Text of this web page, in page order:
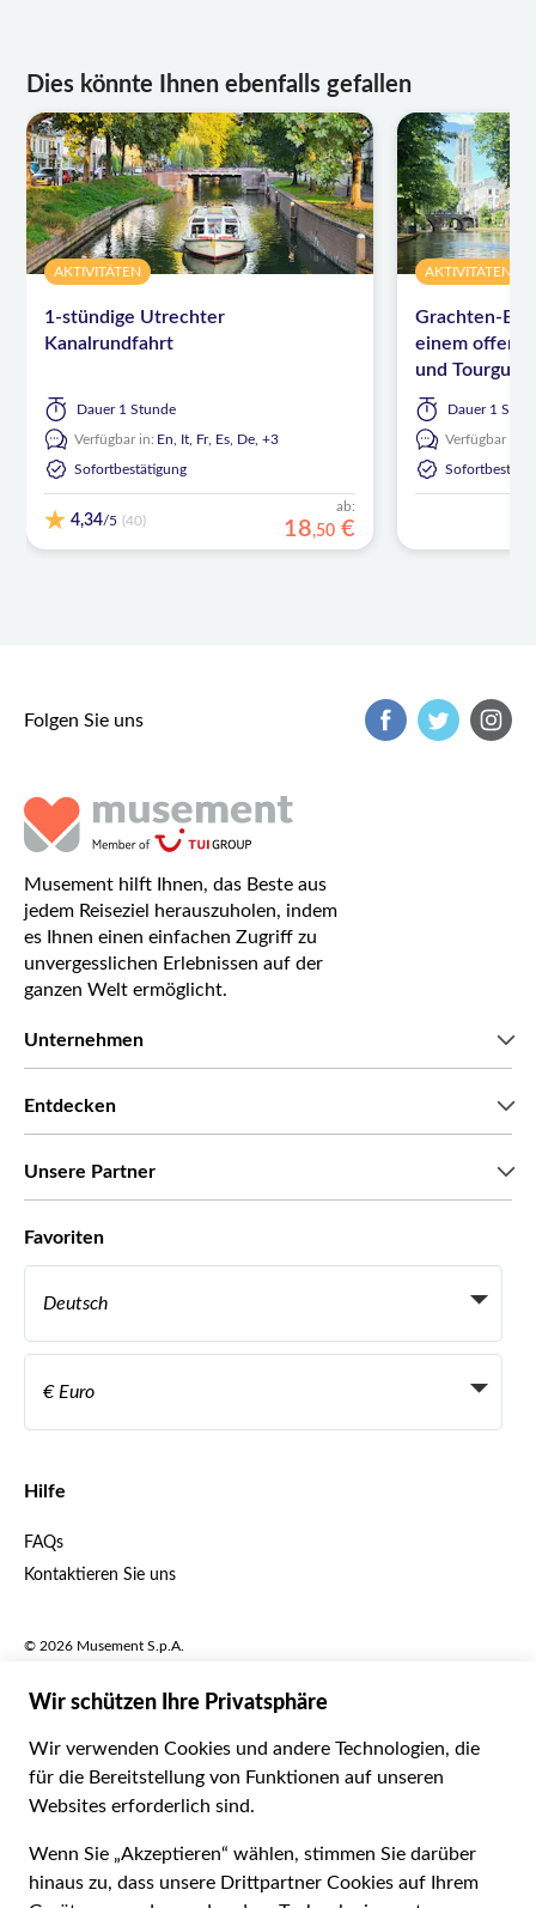
Dies könnte Ihnen ebenfalls gefallen
AKTIVITÄTEN
1-stündige Utrechter
Kanalrundfahrt
Dauer 1 Stunde
Verfügbar in: En, It, Fr, Es, De,+3
Sofortbestätigung
4,34/5 (40)
ab:
18,50 €
AKTIVITÄTEN
Grachten-
einem
und
Dauer 1
Verfügbar in:
Folgen Sie uns
Musement hilft Ihnen, das Beste aus
jedem Reiseziel herauszuholen, indem
es Ihnen einen einfachen Zugriff zu
unvergesslichen Erlebnissen auf der
ganzen Welt ermöglicht.
Unternehmen
Entdecken
Unsere Partner
Werden Sie Anbieter
Become a Distribution Partner
Favoriten
Deutsch
Italiano
Français
Español
Português
Português BR
Nederlands
€ Euro
ARS Argentinischer Peso
.د.ب Bahrain-Dinar
R$ Brasilianischer Real
¥ Renminbi Yuan
COL$ Kolumbianischer Peso
Hilfe
FAQs
Kontaktieren Sie uns
Cookie-Verwendung Sitemap
© 2026 Musement S.p.A.
Online-Reiseagentur nº 170695